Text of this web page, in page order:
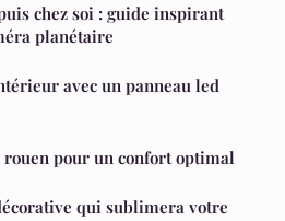
chez soi : guide inspirant
planétaire
avec un panneau led
rouen pour un confort optimal
qui sublimera votre